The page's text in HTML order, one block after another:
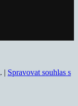
. | Spravovat souhlas s